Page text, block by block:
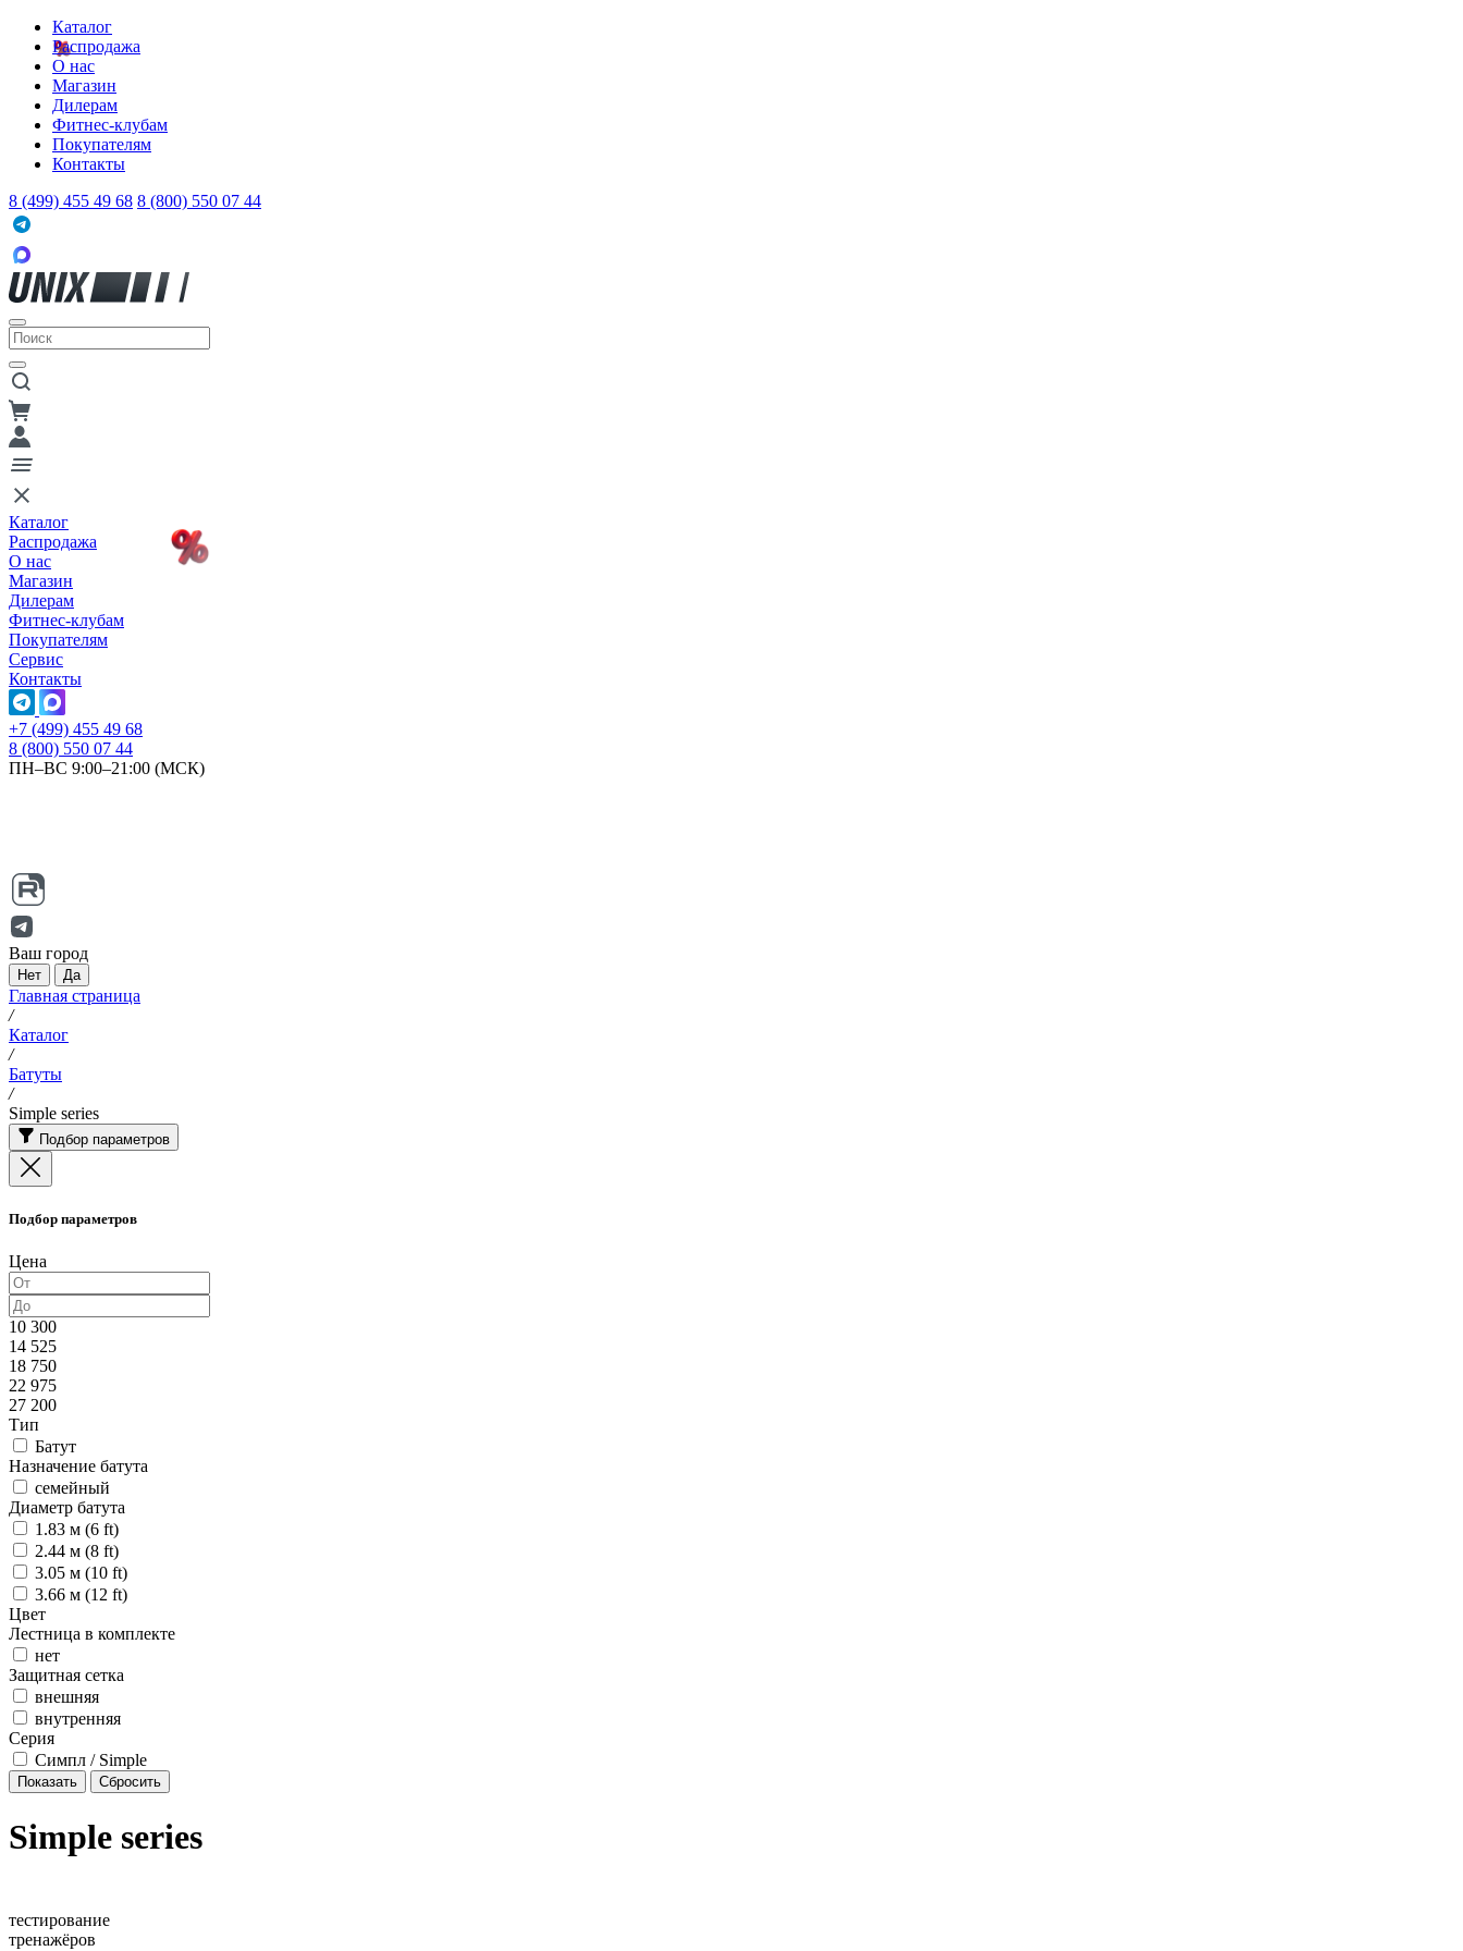
Каталог
Распродажа
О нас
Магазин
Дилерам
Фитнес-клубам
Покупателям
Контакты
8 (499) 455 49 68 8 (800) 550 07 44
Каталог
Распродажа
О нас
Магазин
Дилерам
Фитнес-клубам
Покупателям
Сервис
Контакты
+7 (499) 455 49 68
8 (800) 550 07 44
ПН–ВС 9:00–21:00 (МСК)
Ваш город
Нет Да
Главная страница
/
Каталог
/
Батуты
/
Simple series
Подбор параметров
Подбор параметров
Цена
10 300
14 525
18 750
22 975
27 200
Тип
Батут
Назначение батута
семейный
Диаметр батута
1.83 м (6 ft)
2.44 м (8 ft)
3.05 м (10 ft)
3.66 м (12 ft)
Цвет
Лестница в комплекте
нет
Защитная сетка
внешняя
внутренняя
Серия
Симпл / Simple
Simple series
тестирование
тренажёров